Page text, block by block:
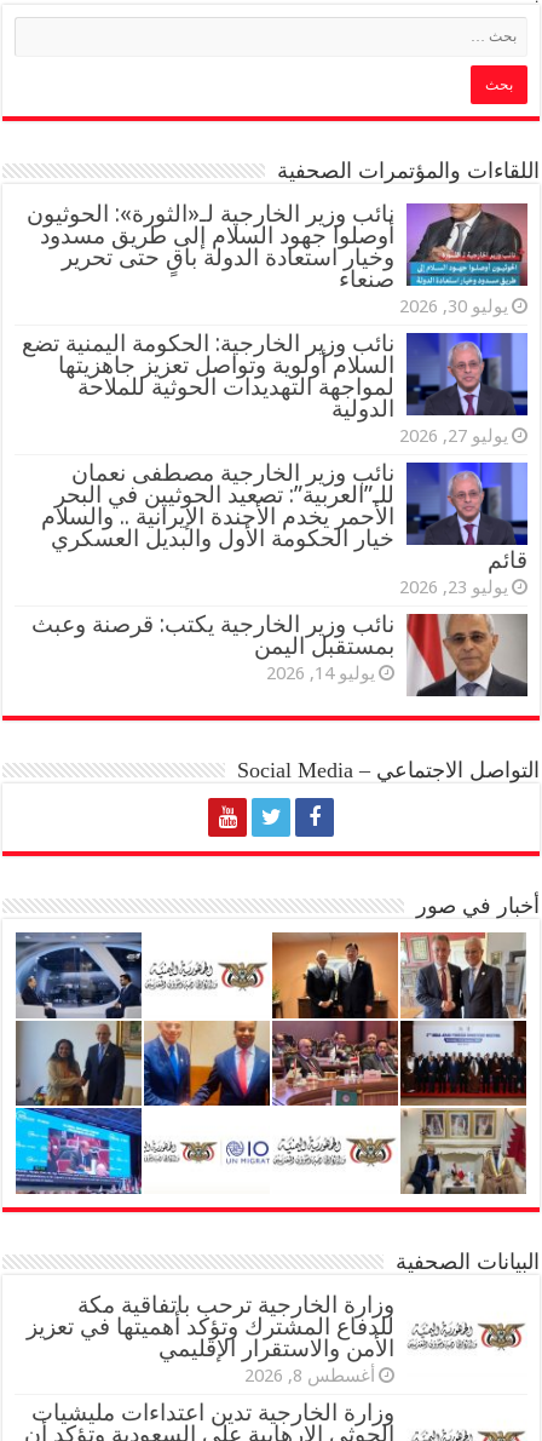
اللقاءات والمؤتمرات الصحفية
‏نائب وزير الخارجية لـ«الثورة»: الحوثيون
أوصلوا جهود السلام إلى طريق مسدود
وخيار استعادة الدولة باقٍ حتى تحرير
صنعاء
يوليو 30, 2026
نائب وزير الخارجية: الحكومة اليمنية تضع
السلام أولوية وتواصل تعزيز جاهزيتها
لمواجهة التهديدات الحوثية للملاحة
الدولية
يوليو 27, 2026
نائب وزير الخارجية مصطفى نعمان
للـ”العربية”: تصعيد الحوثيين في البحر
الأحمر يخدم الأجندة الإيرانية .. والسلام
خيار الحكومة الأول والبديل العسكري
قائم
يوليو 23, 2026
نائب وزير الخارجية يكتب: قرصنة وعبث
بمستقبل اليمن
يوليو 14, 2026
التواصل الاجتماعي – Social Media
أخبار في صور
البيانات الصحفية
وزارة الخارجية ترحب باتفاقية مكة
للدفاع المشترك وتؤكد أهميتها في تعزيز
الأمن والاستقرار الإقليمي
أغسطس 8, 2026
وزارة الخارجية تدين اعتداءات مليشيات
الحوثي الارهابية على السعودية وتؤكد أن